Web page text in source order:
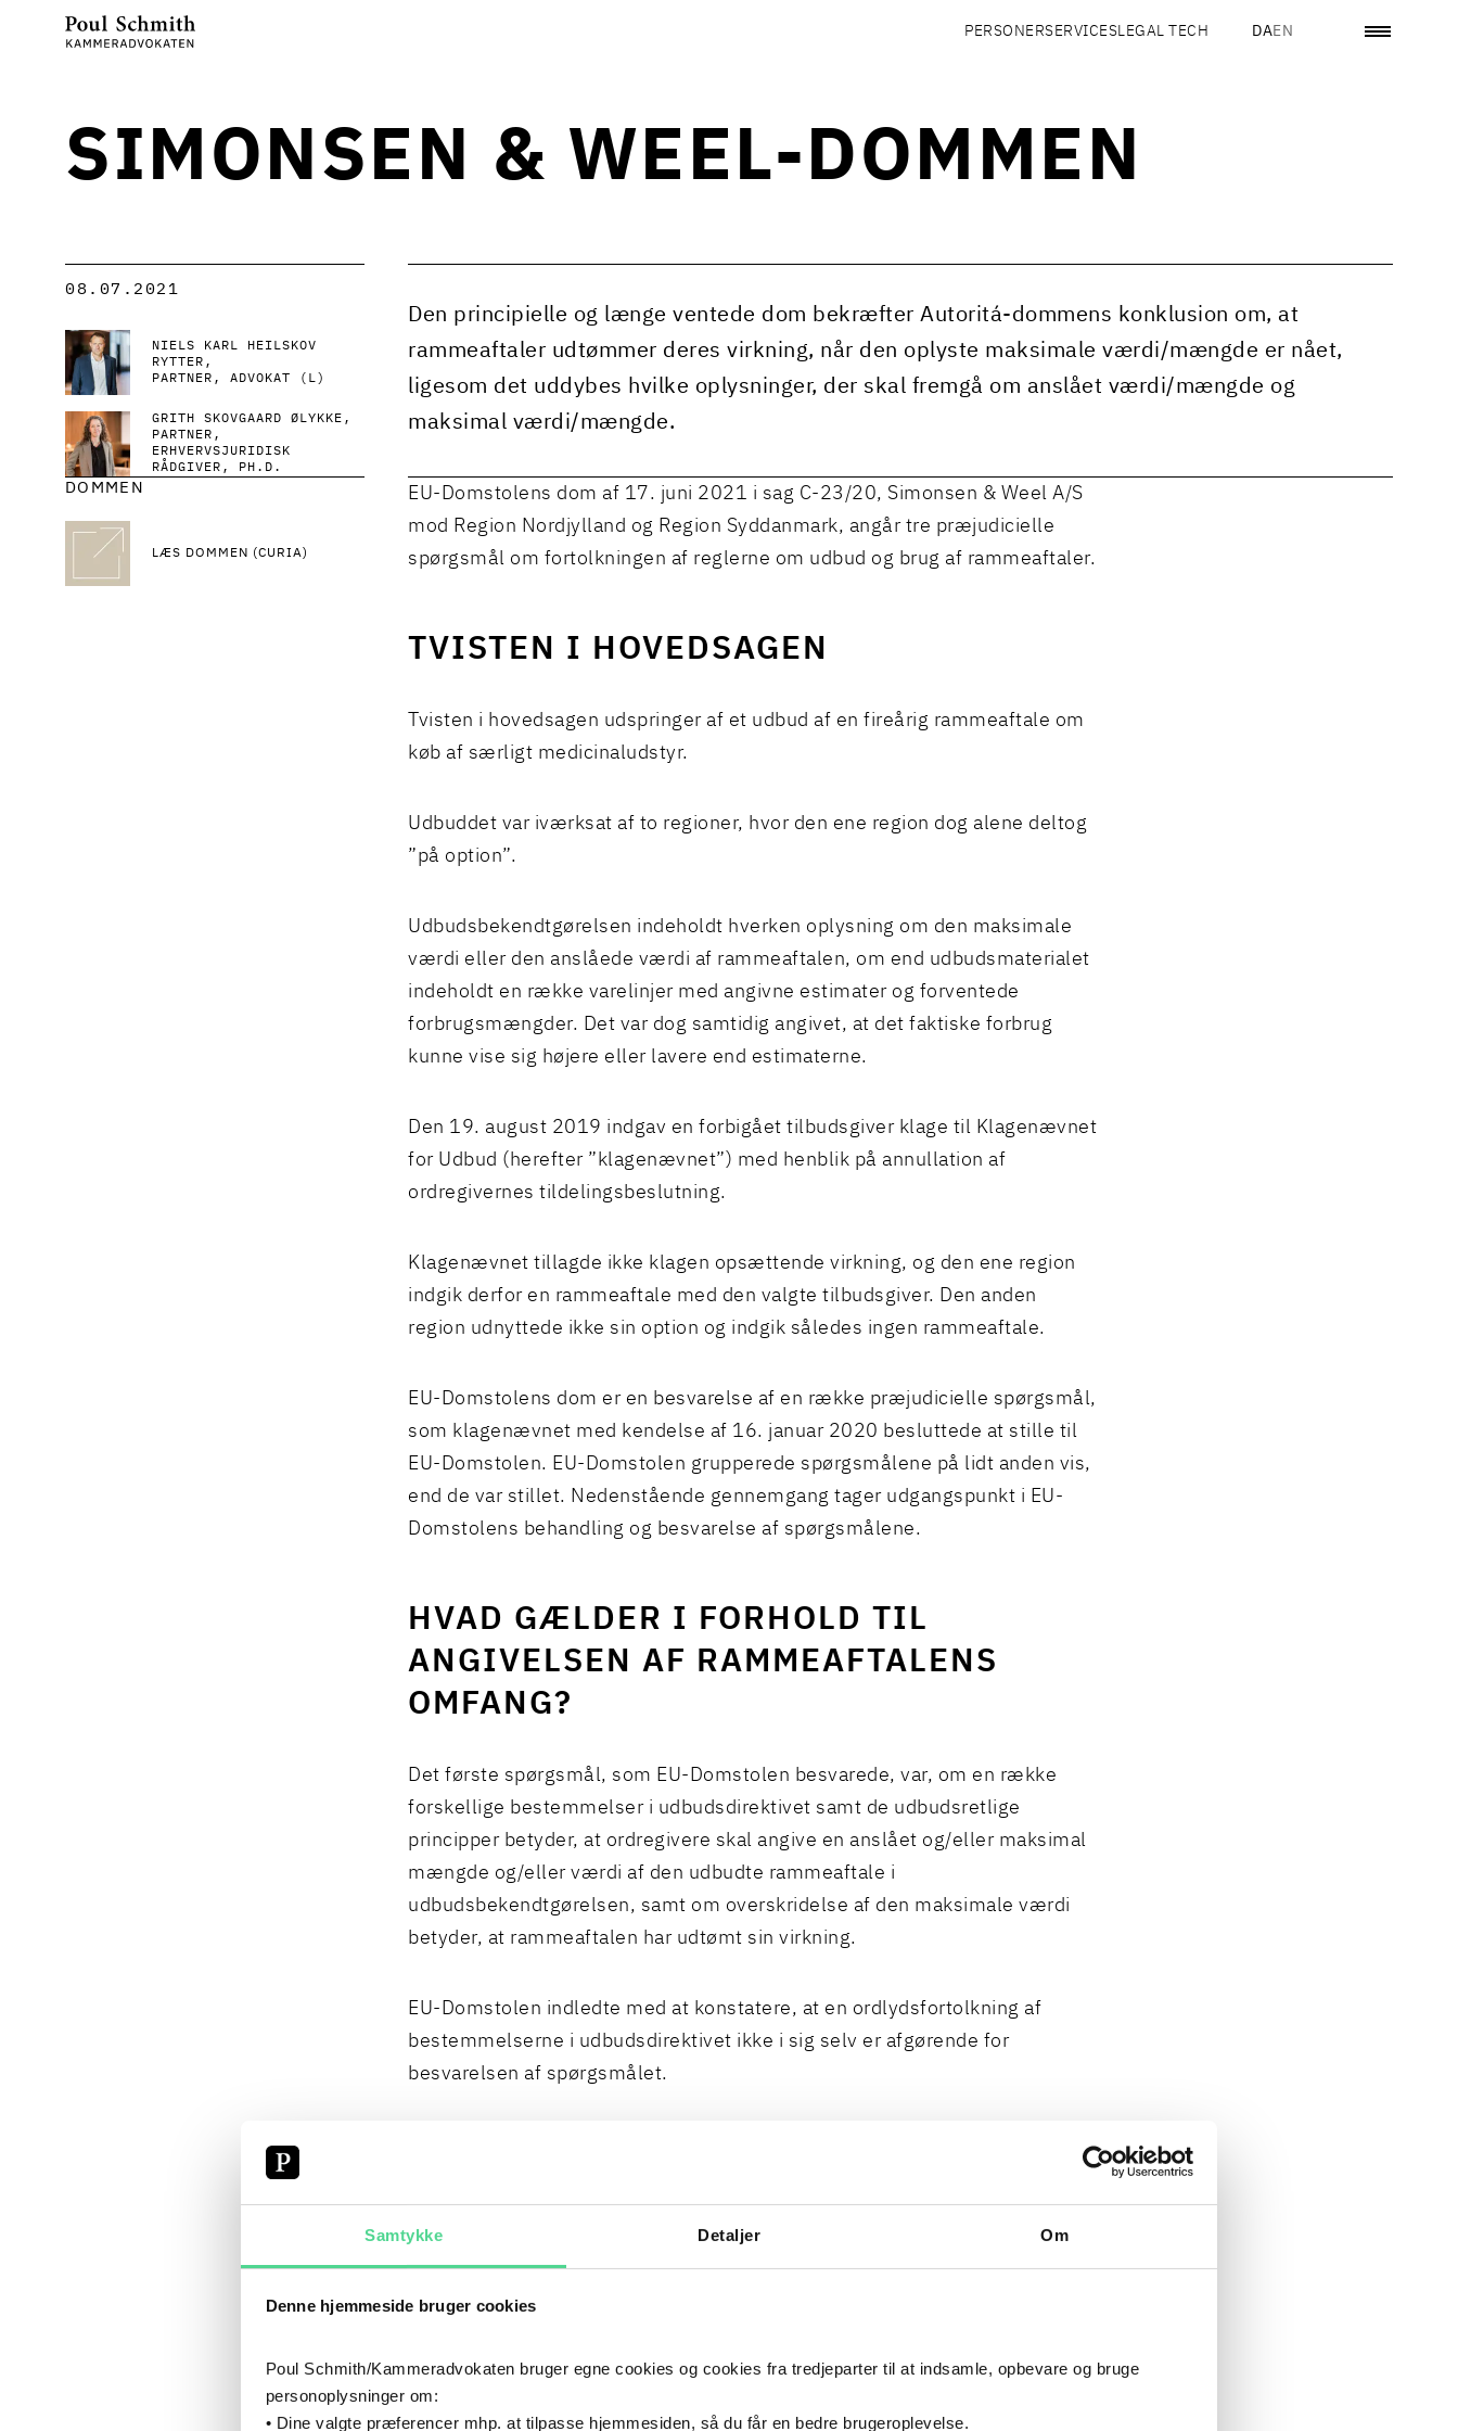
Samtykke Detaljer Om
Denne hjemmeside bruger cookies
Poul Schmith/Kammeradvokaten bruger egne cookies og cookies fra tredjeparter til at indsamle, opbevare og bruge
personoplysninger om:
• Dine valgte præferencer mhp. at tilpasse hjemmesiden, så du får en bedre brugeroplevelse.
PERSONERSERVICESLEGAL TECH DAEN
SIMONSEN & WEEL-DOMMEN
08.07.2021
NIELS KARL HEILSKOV
RYTTER
PARTNER, ADVOKAT (L)
GRITH SKOVGAARD ØLYKKE
PARTNER,
ERHVERVSJURIDISK
RÅDGIVER, PH.D.
Den principielle og længe ventede dom bekræfter Autoritá-dommens konklusion om, at
rammeaftaler udtømmer deres virkning, når den oplyste maksimale værdi/mængde er nået,
ligesom det uddybes hvilke oplysninger, der skal fremgå om anslået værdi/mængde og
maksimal værdi/mængde.
DOMMEN
LÆS DOMMEN (CURIA)
EU-Domstolens dom af 17. juni 2021 i sag C-23/20, Simonsen & Weel A/S
mod Region Nordjylland og Region Syddanmark, angår tre præjudicielle
spørgsmål om fortolkningen af reglerne om udbud og brug af rammeaftaler.
TVISTEN I HOVEDSAGEN
Tvisten i hovedsagen udspringer af et udbud af en fireårig rammeaftale om
køb af særligt medicinaludstyr.
Udbuddet var iværksat af to regioner, hvor den ene region dog alene deltog
”på option”.
Udbudsbekendtgørelsen indeholdt hverken oplysning om den maksimale
værdi eller den anslåede værdi af rammeaftalen, om end udbudsmaterialet
indeholdt en række varelinjer med angivne estimater og forventede
forbrugsmængder. Det var dog samtidig angivet, at det faktiske forbrug
kunne vise sig højere eller lavere end estimaterne.
Den 19. august 2019 indgav en forbigået tilbudsgiver klage til Klagenævnet
for Udbud (herefter ”klagenævnet”) med henblik på annullation af
ordregivernes tildelingsbeslutning.
Klagenævnet tillagde ikke klagen opsættende virkning, og den ene region
indgik derfor en rammeaftale med den valgte tilbudsgiver. Den anden
region udnyttede ikke sin option og indgik således ingen rammeaftale.
EU-Domstolens dom er en besvarelse af en række præjudicielle spørgsmål,
som klagenævnet med kendelse af 16. januar 2020 besluttede at stille til
EU-Domstolen. EU-Domstolen grupperede spørgsmålene på lidt anden vis,
end de var stillet. Nedenstående gennemgang tager udgangspunkt i EU-
Domstolens behandling og besvarelse af spørgsmålene.
HVAD GÆLDER I FORHOLD TIL
ANGIVELSEN AF RAMMEAFTALENS
OMFANG?
Det første spørgsmål, som EU-Domstolen besvarede, var, om en række
forskellige bestemmelser i udbudsdirektivet samt de udbudsretlige
principper betyder, at ordregivere skal angive en anslået og/eller maksimal
mængde og/eller værdi af den udbudte rammeaftale i
udbudsbekendtgørelsen, samt om overskridelse af den maksimale værdi
betyder, at rammeaftalen har udtømt sin virkning.
EU-Domstolen indledte med at konstatere, at en ordlydsfortolkning af
bestemmelserne i udbudsdirektivet ikke i sig selv er afgørende for
besvarelsen af spørgsmålet.
undlade at angive den maksimale værdi/mængde af de ydelser, der skal
leveres i henhold til en rammeaftale i udbudsbekendtgørelsen.
EU-Domstolen fremhævede derudover, at alle betingelser og
klart, præcist og utvetydigt i udbudsbekendtgørelsen eller i
udbudsbetingelserne, for det første således, at alle rimeligt velinformerede